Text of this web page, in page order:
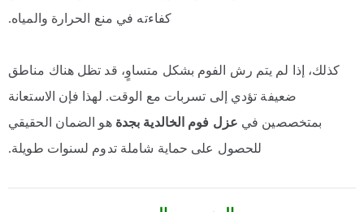
كفاءته في منع الحرارة والمياه.
كذلك، إذا لم يتم رش الفوم بشكل متساوٍ، قد تظل هناك مناطق
ضعيفة تؤدي إلى تسربات مع الوقت. لهذا فإن الاستعانة
بمتخصصين في عزل فوم الخالدية بجدة هو الضمان الحقيقي
للحصول على حماية شاملة تدوم لسنوات طويلة.